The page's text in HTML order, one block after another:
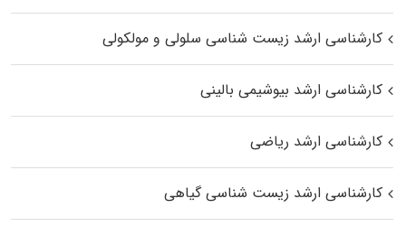
کارشناسی ارشد زیست شناسی سلولی و مولکولی
کارشناسی ارشد بیوشیمی بالینی
کارشناسی ارشد ریاضی
کارشناسی ارشد زیست‌ شناسی گیاهی